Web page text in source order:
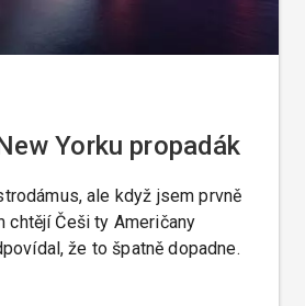
Yorku propadák
ale když jsem prvně
chtějí Češi ty Američany
že to špatně dopadne.